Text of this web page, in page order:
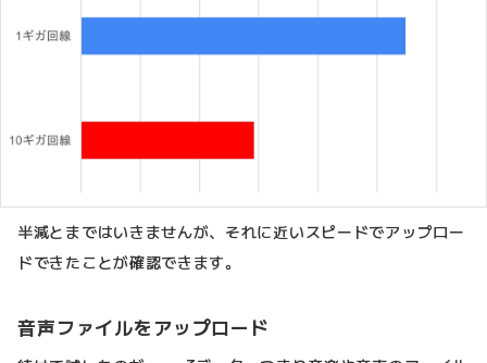
半減とまではいきませんが、それに近いスピードでアップロー
ドできたことが確認できます。
音声ファイルをアップロード